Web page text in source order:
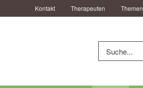
Kontakt Therapeuten Themen